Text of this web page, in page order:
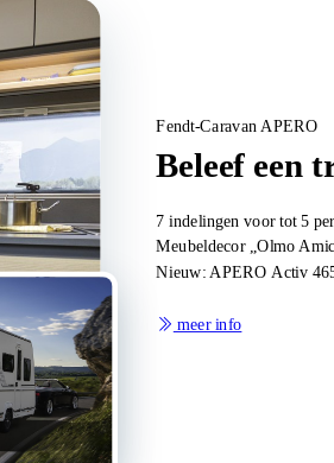
Fendt-Caravan APERO
Beleef een
7 indelingen voor tot 5
Meubeldecor „Olmo
Nieuw: APERO Activ
meer info